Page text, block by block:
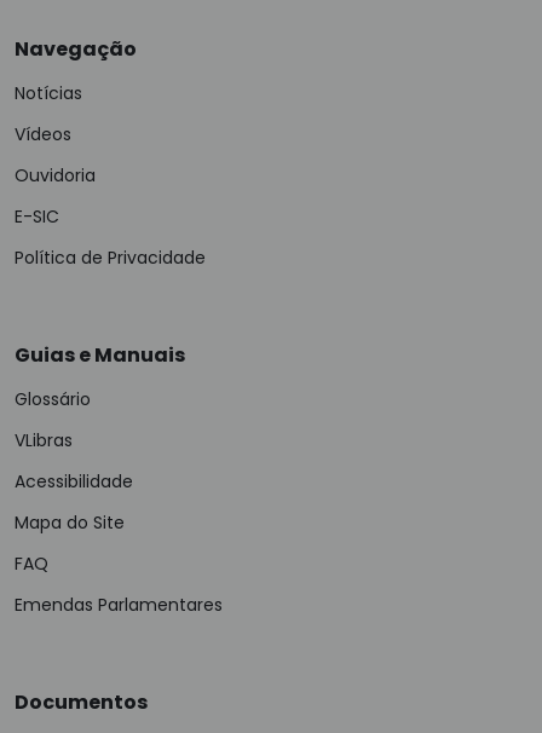
Navegação
Notícias
Vídeos
Ouvidoria
E-SIC
Política de Privacidade
Guias e Manuais
Glossário
VLibras
Acessibilidade
Mapa do Site
FAQ
Emendas Parlamentares
Documentos